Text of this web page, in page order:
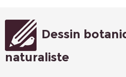
ATELIERS À
Dessin
naturaliste